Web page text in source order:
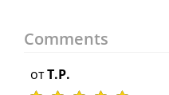
Comments
отT.P.